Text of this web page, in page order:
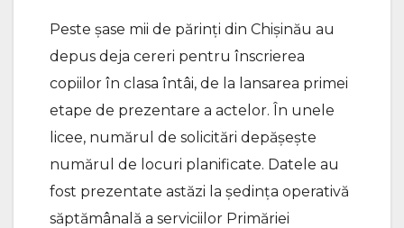
Peste șase mii de părinți din Chișinău au
depus deja cereri pentru înscrierea
copiilor în clasa întâi, de la lansarea primei
etape de prezentare a actelor. În unele
licee, numărul de solicitări depășește
numărul de locuri planificate. Datele au
fost prezentate astăzi la ședința operativă
săptămânală a serviciilor Primăriei